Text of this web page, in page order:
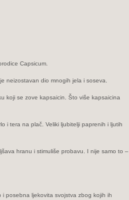
na
Capsicum.
neizostavan dio mnogih jela i soseva.
koji se zove kapsaicin. Što više kapsaicina
i tera na plač. Veliki ljubitelji paprenih i ljutih
hranu i stimuliše probavu. I nije samo to –
posebna ljekovita svojstva zbog kojih ih